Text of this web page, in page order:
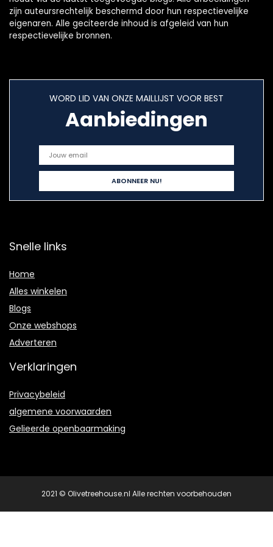
zijn auteursrechtelijk beschermd door hun respectievelijke
eigenaren. Alle geciteerde inhoud is afgeleid van hun
respectievelijke bronnen.
WORD LID VAN ONZE MAILLIJST VOOR BEST
Aanbiedingen
Snelle links
Home
Alles winkelen
Blogs
Onze webshops
Adverteren
Verklaringen
Privacybeleid
algemene voorwaarden
Gelieerde openbaarmaking
2021 © Olivetreehouse.nl Alle rechten voorbehouden